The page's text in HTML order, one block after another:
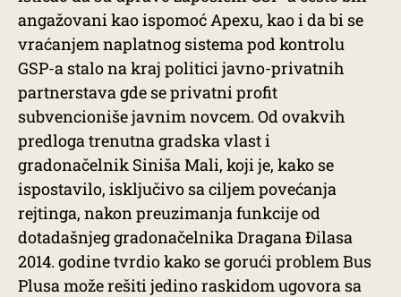
angažovani kao ispomoć Apexu, kao i da bi se
vraćanjem naplatnog sistema pod kontrolu
GSP-a stalo na kraj politici javno-privatnih
partnerstava gde se privatni profit
subvencioniše javnim novcem. Od ovakvih
predloga trenutna gradska vlast i
gradonačelnik Siniša Mali, koji je, kako se
ispostavilo, isključivo sa ciljem povećanja
rejtinga, nakon preuzimanja funkcije od
dotadašnjeg gradonačelnika Dragana Đilasa
2014. godine tvrdio kako se gorući problem Bus
Plusa može rešiti jedino raskidom ugovora sa